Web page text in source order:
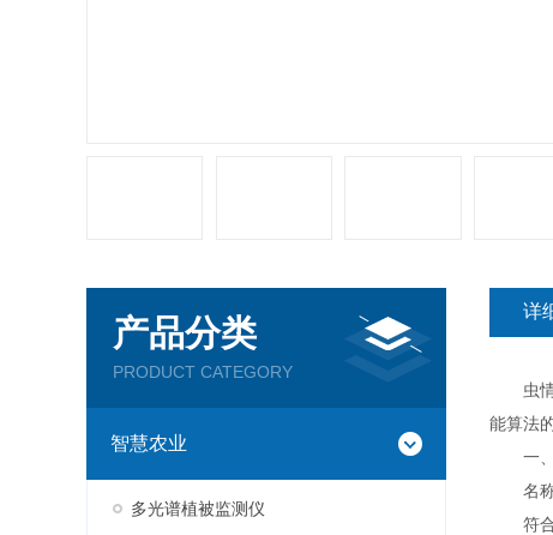
产品分类
PRODUCT CATEGORY
智慧农业
多光谱植被监测仪
详
虫情
能算法
一、
名
符合